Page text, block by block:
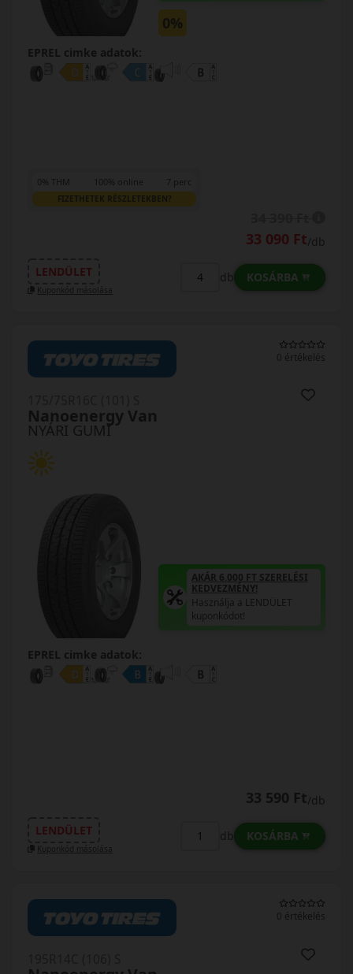
0%
EPREL cimke adatok:
0% THM 100% online 7 perc
FIZETHETEK RÉSZLETEKBEN?
33 090 Ft/db
LENDÜLET
Kuponkód másolása
db KOSÁRBA
0 értékelés
NYÁRI GUMI
Nanoenergy Van
AKÁR 6.000 FT SZERELÉSI
KEDVEZMÉNY!
Használja a LENDÜLET
kuponkódot!
EPREL cimke adatok:
33 590 Ft/db
LENDÜLET
Kuponkód másolása
db KOSÁRBA
0 értékelés